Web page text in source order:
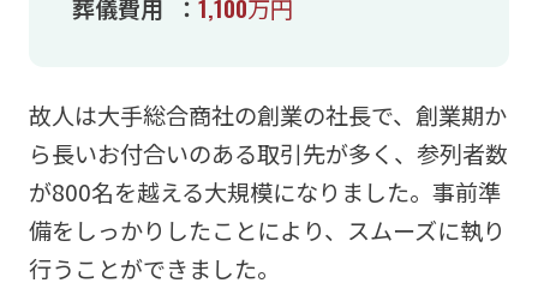
故人は大手総合商社の創業の社長で、創業期か
ら長いお付合いのある取引先が多く、参列者数
が800名を越える大規模になりました。事前準
備をしっかりしたことにより、スムーズに執り
行うことができました。
葬儀費用
： 1,100万円